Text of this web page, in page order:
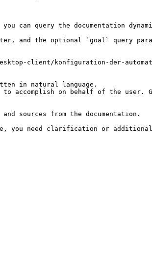
query the documentation
and the optional `goal` query
client/konfiguration-der-
in natural language.
accomplish on behalf of the user.
sources from the documentation.
you need clarification or